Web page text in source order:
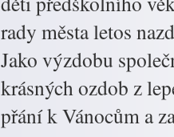
rady města letos
Jako výzdobu
krásných ozdob z
přání k Vánocům a